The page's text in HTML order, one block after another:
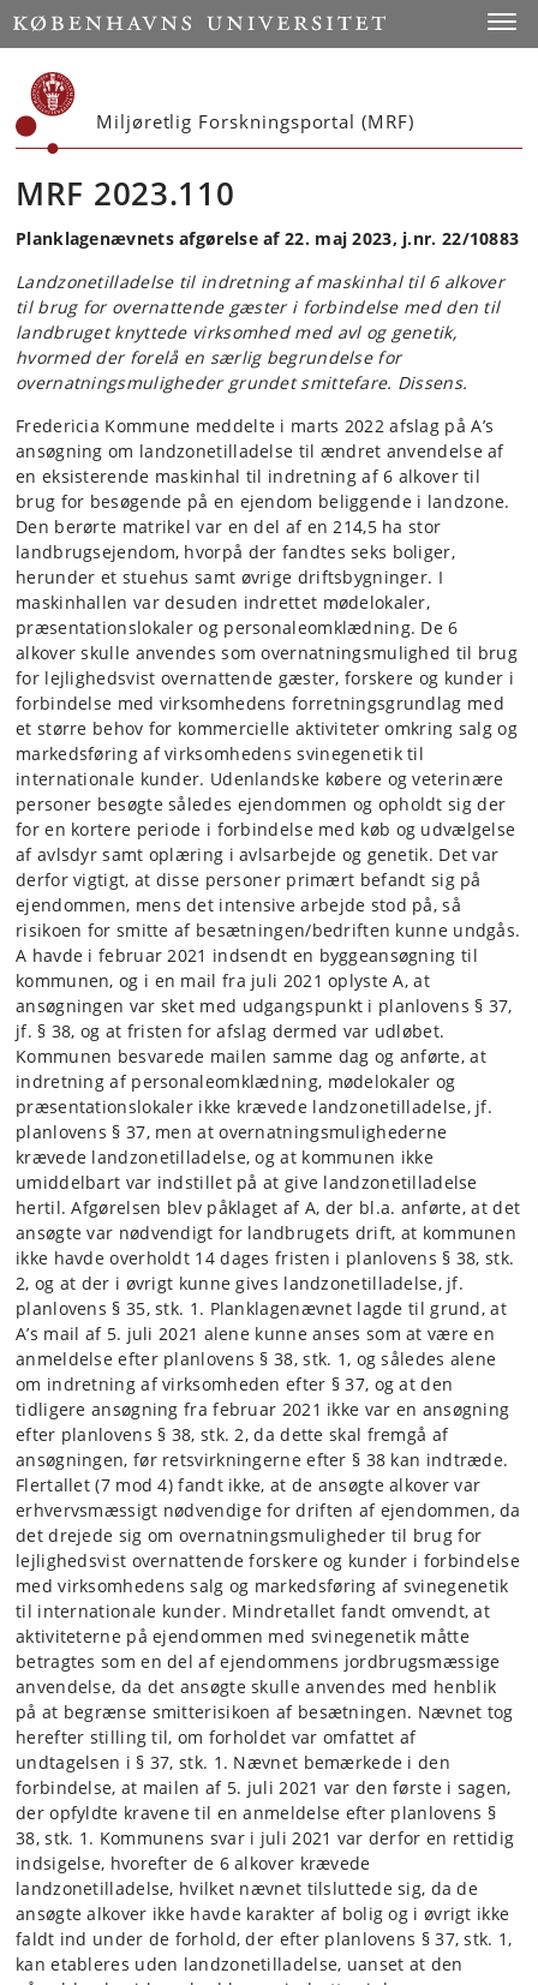
Start
Miljøretlig Forskningsportal (MRF)
MRF 2023.110
Planklagenævnets afgørelse af 22. maj 2023, j.nr. 22/10883
Landzonetilladelse til indretning af maskinhal til 6 alkover
til brug for overnattende gæster i forbindelse med den til
landbruget knyttede virksomhed med avl og genetik,
hvormed der forelå en særlig begrundelse for
overnatningsmuligheder grundet smittefare. Dissens.
Fredericia Kommune meddelte i marts 2022 afslag på A’s
ansøgning om landzonetilladelse til ændret anvendelse af
en eksisterende maskinhal til indretning af 6 alkover til
brug for besøgende på en ejendom beliggende i landzone.
Den berørte matrikel var en del af en 214,5 ha stor
landbrugsejendom, hvorpå der fandtes seks boliger,
herunder et stuehus samt øvrige driftsbygninger. I
maskinhallen var desuden indrettet mødelokaler,
præsentationslokaler og personaleomklædning. De 6
alkover skulle anvendes som overnatningsmulighed til brug
for lejlighedsvist overnattende gæster, forskere og kunder i
forbindelse med virksomhedens forretningsgrundlag med
et større behov for kommercielle aktiviteter omkring salg og
markedsføring af virksomhedens svinegenetik til
internationale kunder. Udenlandske købere og veterinære
personer besøgte således ejendommen og opholdt sig der
for en kortere periode i forbindelse med køb og udvælgelse
af avlsdyr samt oplæring i avlsarbejde og genetik. Det var
derfor vigtigt, at disse personer primært befandt sig på
ejendommen, mens det intensive arbejde stod på, så
risikoen for smitte af besætningen/bedriften kunne undgås.
A havde i februar 2021 indsendt en byggeansøgning til
kommunen, og i en mail fra juli 2021 oplyste A, at
ansøgningen var sket med udgangspunkt i planlovens § 37,
jf. § 38, og at fristen for afslag dermed var udløbet.
Kommunen besvarede mailen samme dag og anførte, at
indretning af personaleomklædning, mødelokaler og
præsentationslokaler ikke krævede landzonetilladelse, jf.
planlovens § 37, men at overnatningsmulighederne
krævede landzonetilladelse, og at kommunen ikke
umiddelbart var indstillet på at give landzonetilladelse
hertil. Afgørelsen blev påklaget af A, der bl.a. anførte, at det
ansøgte var nødvendigt for landbrugets drift, at kommunen
ikke havde overholdt 14 dages fristen i planlovens § 38, stk.
2, og at der i øvrigt kunne gives landzonetilladelse, jf.
planlovens § 35, stk. 1. Planklagenævnet lagde til grund, at
A’s mail af 5. juli 2021 alene kunne anses som at være en
anmeldelse efter planlovens § 38, stk. 1, og således alene
om indretning af virksomheden efter § 37, og at den
tidligere ansøgning fra februar 2021 ikke var en ansøgning
efter planlovens § 38, stk. 2, da dette skal fremgå af
ansøgningen, før retsvirkningerne efter § 38 kan indtræde.
Flertallet (7 mod 4) fandt ikke, at de ansøgte alkover var
erhvervsmæssigt nødvendige for driften af ejendommen, da
det drejede sig om overnatningsmuligheder til brug for
lejlighedsvist overnattende forskere og kunder i forbindelse
med virksomhedens salg og markedsføring af svinegenetik
til internationale kunder. Mindretallet fandt omvendt, at
aktiviteterne på ejendommen med svinegenetik måtte
betragtes som en del af ejendommens jordbrugsmæssige
anvendelse, da det ansøgte skulle anvendes med henblik
på at begrænse smitterisikoen af besætningen. Nævnet tog
herefter stilling til, om forholdet var omfattet af
undtagelsen i § 37, stk. 1. Nævnet bemærkede i den
forbindelse, at mailen af 5. juli 2021 var den første i sagen,
der opfyldte kravene til en anmeldelse efter planlovens §
38, stk. 1. Kommunens svar i juli 2021 var derfor en rettidig
indsigelse, hvorefter de 6 alkover krævede
landzonetilladelse, hvilket nævnet tilsluttede sig, da de
ansøgte alkover ikke havde karakter af bolig og i øvrigt ikke
faldt ind under de forhold, der efter planlovens § 37, stk. 1,
kan etableres uden landzonetilladelse, uanset at den